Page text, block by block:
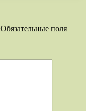
Обязательные поля